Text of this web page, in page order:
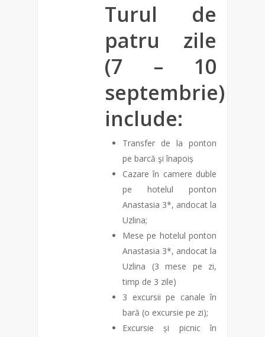
Turul de
patru zile
(7 – 10
septembrie)
include:
Transfer de la ponton
pe barcă şi înapoiș
Cazare în camere duble
pe hotelul ponton
Anastasia 3*, andocat la
Uzlina;
Mese pe hotelul ponton
Anastasia 3*, andocat la
Uzlina (3 mese pe zi,
timp de 3 zile)
3 excursii pe canale în
bară (o excursie pe zi);
Excursie și picnic în